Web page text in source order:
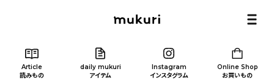
Article
読みもの
daily mukuri
アイテム
Instagram
インスタグラム
Online Shop
お買いもの